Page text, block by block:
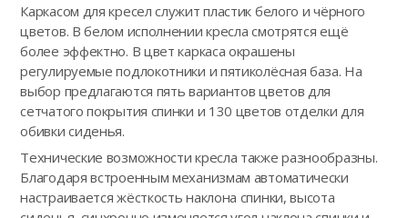
Каркасом для кресел служит пластик белого и чёрного
цветов. В белом исполнении кресла смотрятся ещё
более эффектно. В цвет каркаса окрашены
регулируемые подлокотники и пятиколёсная база. На
выбор предлагаются пять вариантов цветов для
сетчатого покрытия спинки и 130 цветов отделки для
обивки сиденья.
Технические возможности кресла также разнообразны.
Благодаря встроенным механизмам автоматически
настраивается жёсткость наклона спинки, высота